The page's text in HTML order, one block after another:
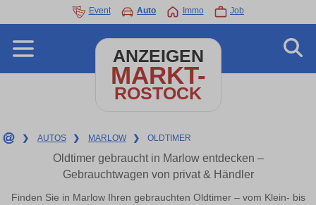
Event Auto Immo Job
ANZEIGEN
MARKT-
ROSTOCK
❯ AUTOS ❯ MARLOW ❯ OLDTIMER
Oldtimer gebraucht in Marlow entdecken –
Gebrauchtwagen von privat & Händler
Finden Sie in Marlow Ihren gebrauchten Oldtimer – vom Klein- bis